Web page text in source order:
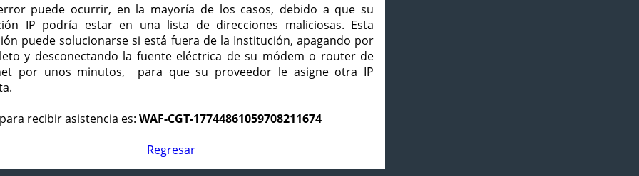
puede ocurrir, en la mayoría de los casos, debido a que su
IP podría estar en una lista de direcciones maliciosas. Esta
puede solucionarse si está fuera de la Institución, apagando por
y desconectando la fuente eléctrica de su módem o router de
por unos minutos, para que su proveedor le asigne otra IP
recibir asistencia es: WAF-CGT-17744861059708211674
Regresar